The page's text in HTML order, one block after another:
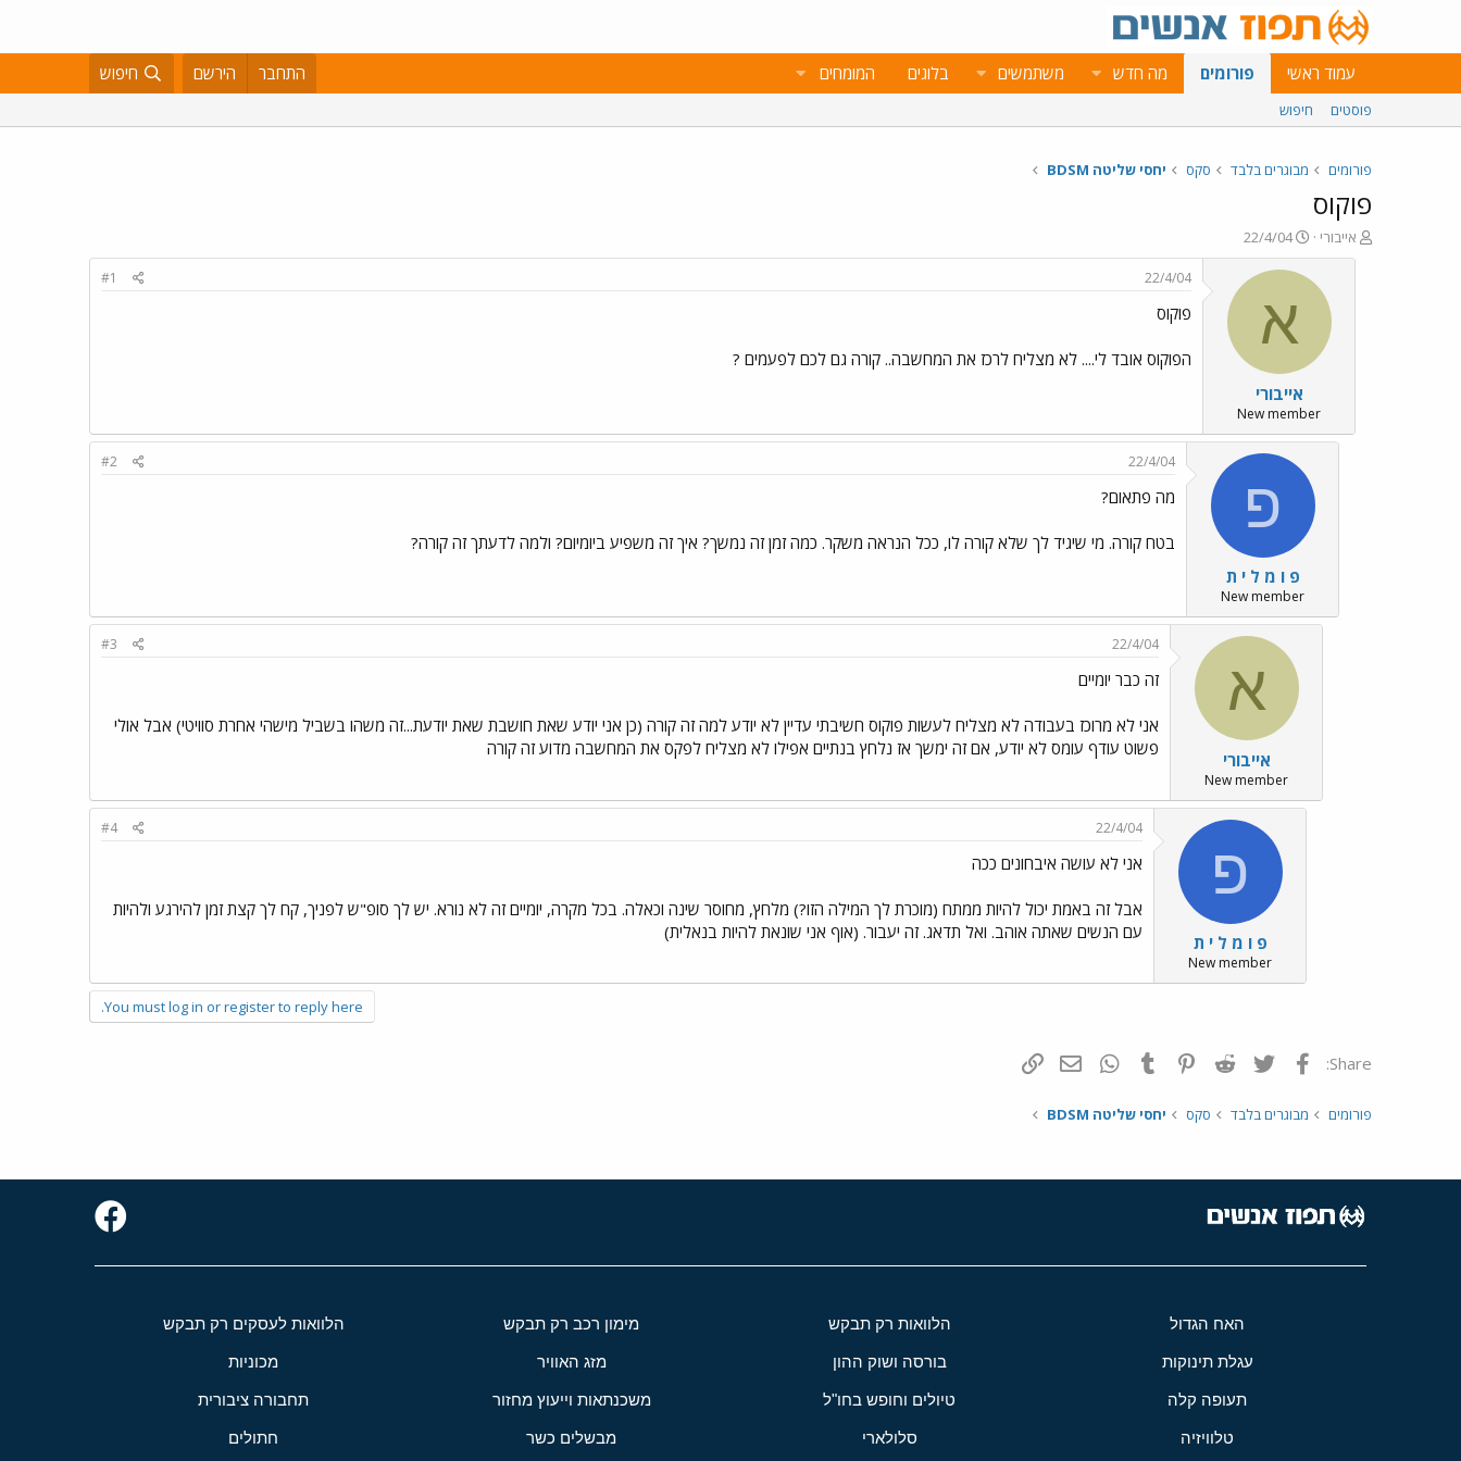
עמוד ראשי פורומים מה חדש משתמשים בלוגים המומחים התחבר הירשם חיפוש
פוסטים חיפוש
פורומים מבוגרים בלבד סקס יחסי שליטה BDSM
פוקוס
פ
ו
אייבורי
פ
ו
ר
ם
ב
א
ר
י
ך
22/4/04
א
אייבורי
New member
22/4/04
#1
פוקוס
הפוקוס אובד לי.... לא מצליח לרכז את המחשבה.. קורה גם לכם לפעמים ?
פ
פ ו מ ל י ת
New member
22/4/04
#2
מה פתאום?
בטח קורה. מי שיגיד לך שלא קורה לו, ככל הנראה משקר. כמה זמן זה נמשך? איך זה משפיע ביומיום? ולמה לדעתך זה קורה?
א
אייבורי
New member
22/4/04
#3
זה כבר יומיים
אני לא מרוכז בעבודה לא מצליח לעשות פוקוס חשיבתי עדיין לא יודע למה זה קורה (כן אני יודע שאת חושבת שאת יודעת...זה משהו בשביל מישהי אחרת סוויטי) אבל אולי
פשוט עודף עומס לא יודע, אם זה ימשך אז נלחץ בנתיים אפילו לא מצליח לפקס את המחשבה מדוע זה קורה
פ
פ ו מ ל י ת
New member
22/4/04
#4
אני לא עושה איבחונים ככה
אבל זה באמת יכול להיות ממתח (מוכרת לך המילה הזו?) מלחץ, מחוסר שינה וכאלה. בכל מקרה, יומיים זה לא נורא. יש לך סופ"ש לפניך, קח לך קצת זמן להירגע ולהיות
עם הנשים שאתה אוהב. ואל תדאג. זה יעבור. (אוף אני שונאת להיות בנאלית)
You must log in or register to reply here.
Share: פייסבוק Twitter
Reddit
Pinterest
Tumblr
WhatsAppדואר אלקטרוני
פורומים מבוגרים בלבד סקס יחסי שליטה BDSM
האח הגדול הלוואות רק תבקש מימון רכב רק תבקש הלוואות לעסקים רק תבקש
עגלת תינוקות בורסה ושוק ההון מזג האוויר מכוניות
תעופה קלה טיולים וחופש בחו"ל משכנתאות וייעוץ מחזור תחבורה ציבורית
טלוויזיה סלולארי מבשלים כשר חתולים